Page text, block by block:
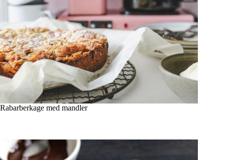
Rabarberkage med mandler